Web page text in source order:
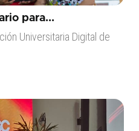
para...
Universitaria Digital de